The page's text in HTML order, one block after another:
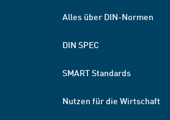
Alles über DIN-Normen
DIN SPEC
SMART Standards
Nutzen für die Wirtschaft